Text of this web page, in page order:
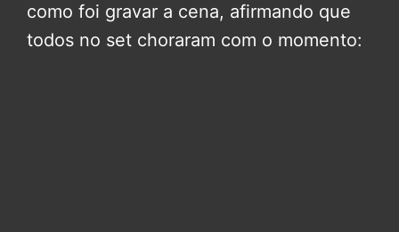
como foi gravar a cena, afirmando que
todos no set choraram com o momento: